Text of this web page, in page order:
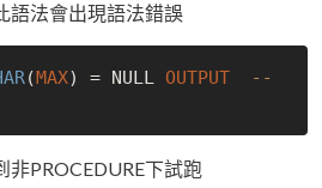
語法會出現語法錯誤
(MAX) = NULL OUTPUT
--
PROCEDURE下試跑